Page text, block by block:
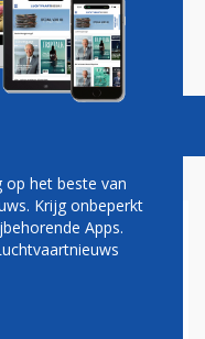
Vacatures
787
op het beste van
Krijg onbeperkt
Apps.